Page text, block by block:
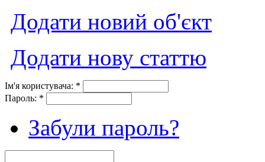
Додати новий об'єкт
Додати нову статтю
Ім'я користувача: *
Пароль: *
Забули пароль?